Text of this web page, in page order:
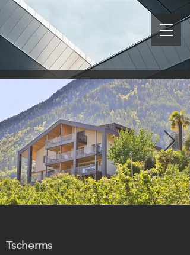
Tscherms